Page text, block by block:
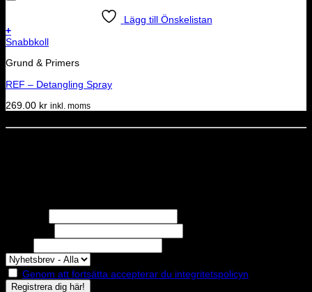
Lägg till Önskelistan
+
Snabbkoll
Grund & Primers
REF – Detangling Spray
269.00 kr inkl. moms
Genom att fortsätta accepterar du integritetspolicyn